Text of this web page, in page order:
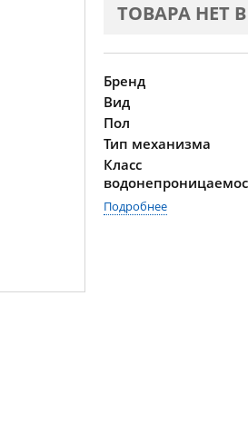
ТОВАРА НЕТ
Бренд
Вид
Пол
Тип механизма
Класс
Подробнее